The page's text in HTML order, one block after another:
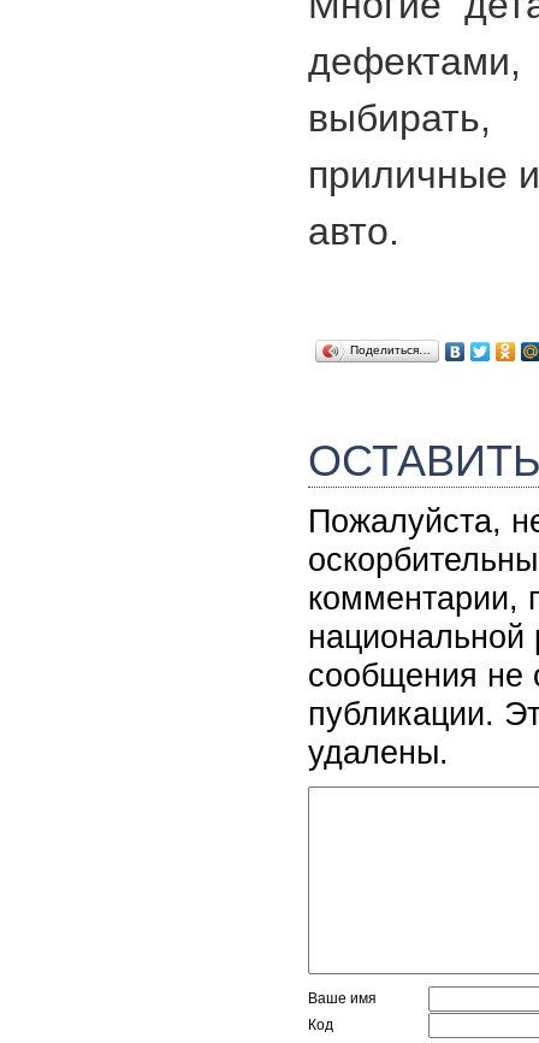
приличные
авто.
Поделиться…
Пожалуйста,
комментарии,
национальной
сообщения не
публикации.
удалены.
Ваше имя
Код